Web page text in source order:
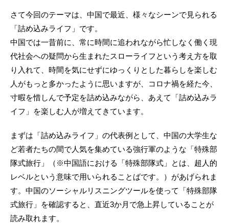
さて今回のテーマは、中国で最近、様々なシーンで見られる
「詰め込みライフ」です。
中国では一昔前に、常に時間に追われながら忙しなく働く現
代社会への疑問から生まれたスローライフという考え方を取
り入れて、時間を気にせずにゆっくりとした暮らしを楽しむ
人がもっと多かったように思いますが、コロナ禍を経た今、
寸暇を惜しんで予定を詰め込みながら、あえて「詰め込みラ
イフ」を楽しむ人が増えてきています。
まずは「詰め込みライフ」の代表例として、中国の大学生な
ど若者たちの間で人気を集めている強行軍のような「特殊部
隊式旅行」（※中国語における「特殊部隊式」とは、超人的
レベルという意味で用いられることばです。）があげられま
す。中国のソーシャルリスニングツールを使って「特殊部隊
式旅行」を確認すると、直近3か月で急上昇していることが
読み取れます。